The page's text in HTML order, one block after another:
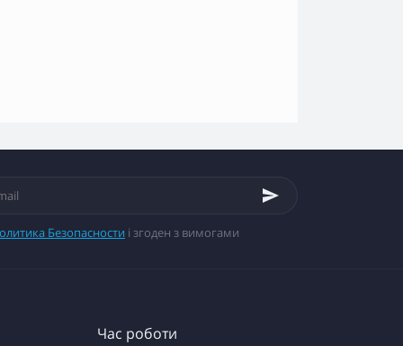
Безопасности і згоден з вимогами
Час роботи